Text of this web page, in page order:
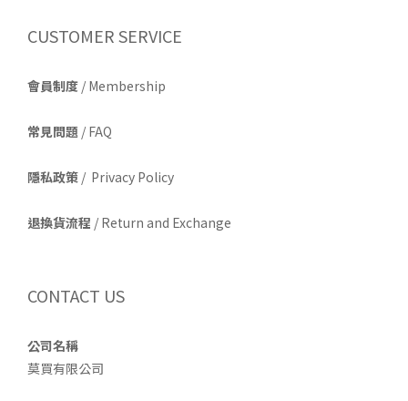
CUSTOMER SERVICE
會員制度 / Membership
常見問題 / FAQ
隱私政策 / Privacy Policy
退換貨流程 / Return and Exchange
CONTACT US
公司名稱
莫買有限公司